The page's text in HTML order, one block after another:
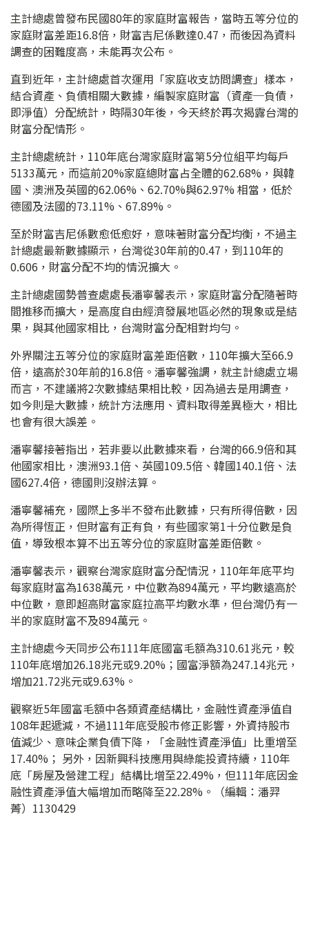
主計總處曾發布民國80年的家庭財富報告，當時五等分位的
家庭財富差距16.8倍，財富吉尼係數達0.47，而後因為資料
調查的困難度高，未能再次公布。
直到近年，主計總處首次運用「家庭收支訪問調查」樣本，
結合資產、負債相關大數據，編製家庭財富（資產─負債，
即淨值）分配統計，時隔30年後，今天終於再次揭露台灣的
財富分配情形。
主計總處統計，110年底台灣家庭財富第5分位組平均每戶
5133萬元，而這前20%家庭總財富占全體的62.68%，與韓
國、澳洲及英國的62.06%、62.70%與62.97% 相當，低於
德國及法國的73.11%、67.89%。
至於財富吉尼係數愈低愈好，意味著財富分配均衡，不過主
計總處最新數據顯示，台灣從30年前的0.47，到110年的
0.606，財富分配不均的情況擴大。
主計總處國勢普查處處長潘寧馨表示，家庭財富分配隨著時
間推移而擴大，是高度自由經濟發展地區必然的現象或是結
果，與其他國家相比，台灣財富分配相對均勻。
外界關注五等分位的家庭財富差距倍數，110年擴大至66.9
倍，遠高於30年前的16.8倍。潘寧馨強調，就主計總處立場
而言，不建議將2次數據結果相比較，因為過去是用調查，
如今則是大數據，統計方法應用、資料取得差異極大，相比
也會有很大誤差。
潘寧馨接著指出，若非要以此數據來看，台灣的66.9倍和其
他國家相比，澳洲93.1倍、英國109.5倍、韓國140.1倍、法
國627.4倍，德國則沒辦法算。
潘寧馨補充，國際上多半不發布此數據，只有所得倍數，因
為所得恆正，但財富有正有負，有些國家第1十分位數是負
值，導致根本算不出五等分位的家庭財富差距倍數。
潘寧馨表示，觀察台灣家庭財富分配情況，110年年底平均
每家庭財富為1638萬元，中位數為894萬元，平均數遠高於
中位數，意即超高財富家庭拉高平均數水準，但台灣仍有一
半的家庭財富不及894萬元。
主計總處今天同步公布111年底國富毛額為310.61兆元，較
110年底增加26.18兆元或9.20%；國富淨額為247.14兆元，
增加21.72兆元或9.63%。
觀察近5年國富毛額中各類資產結構比，金融性資產淨值自
108年起遞減，不過111年底受股市修正影響，外資持股市
值減少、意味企業負債下降，「金融性資產淨值」比重增至
17.40%； 另外，因新興科技應用與綠能投資持續，110年
底「房屋及營建工程」結構比增至22.49%，但111年底因金
融性資產淨值大幅增加而略降至22.28%。（編輯：潘羿
菁）1130429